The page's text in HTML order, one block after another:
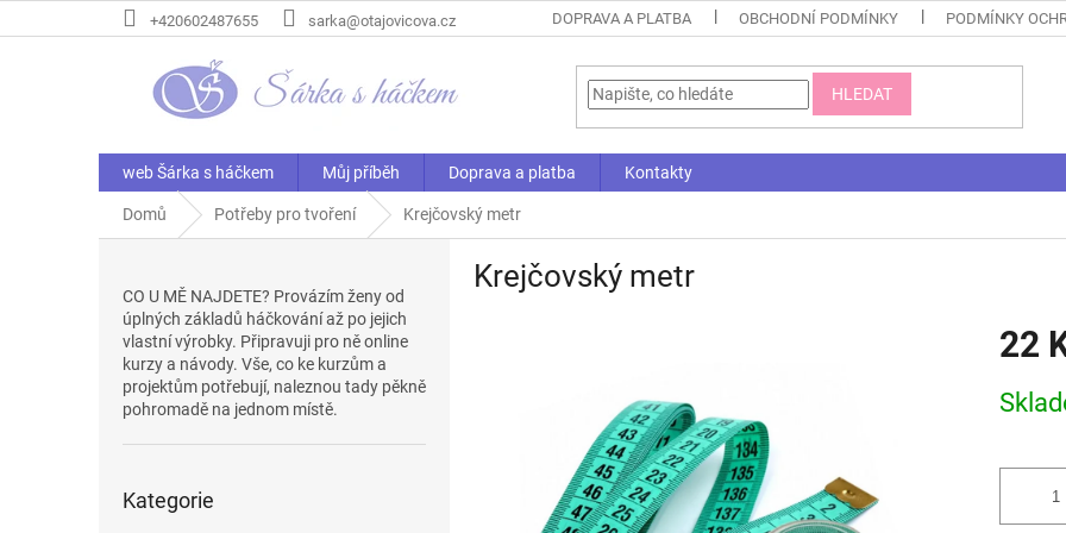
na
+420602487655 sarka@otajovicova.cz DOPRAVA A PLATBA OBCHODNÍ PODMÍNKY PODMÍNKY
HLEDAT
web Šárka s háčkem Můj příběh Doprava a platba Kontakty
Domů Potřeby pro tvoření Krejčovský metr
CO U MĚ NAJDETE? Provázím ženy od
úplných základů háčkování až po jejich
vlastní výrobky. Připravuji pro ně online
kurzy a návody. Vše, co ke kurzům a
projektům potřebují, naleznou tady pěkně
pohromadě na jednom místě.
kategorie
Kategorie
Krejčovský metr
22
cena: